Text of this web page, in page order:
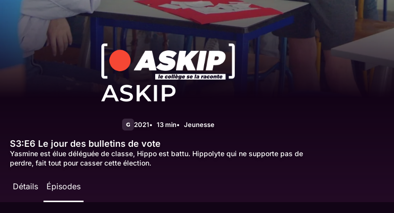
ASKIP
G 2021 13 min Jeunesse
S3:E6 Le jour des bulletins de vote
Yasmine est élue déléguée de classe, Hippo est battu. Hippolyte qui ne supporte pas de
perdre, fait tout pour casser cette élection.
Détails Épisodes